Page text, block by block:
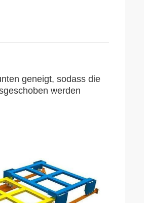
geneigt, sodass die
werden